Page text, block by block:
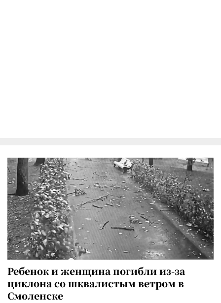
Ребенок и женщина погибли из-за
циклона со шквалистым ветром в
Смоленске